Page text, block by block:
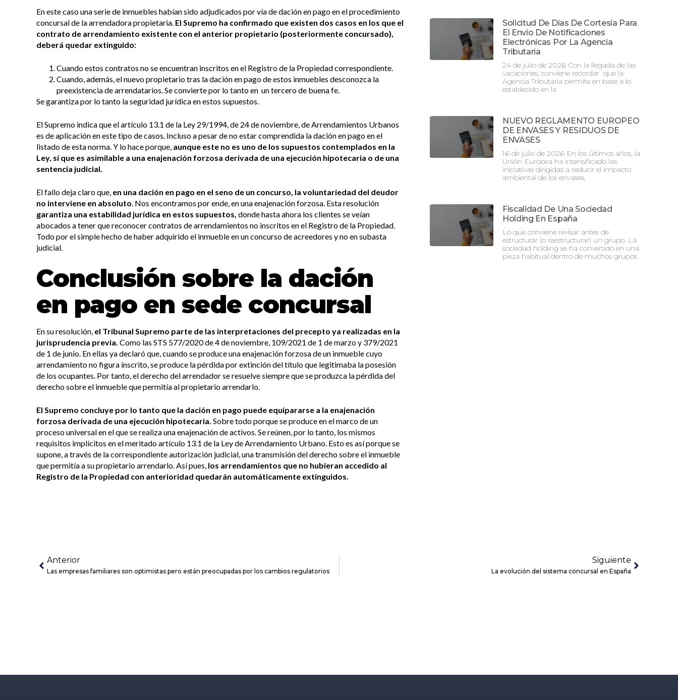
En este caso una serie de inmuebles habían sido adjudicados por vía de dación en pago en el procedimiento
concursal de la arrendadora propietaria. El Supremo ha confirmado que existen dos casos en los que el
contrato de arrendamiento existente con el anterior propietario (posteriormente concursado),
deberá quedar extinguido:
Cuando estos contratos no se encuentran inscritos en el Registro de la Propiedad correspondiente.
Cuando, además, el nuevo propietario tras la dación en pago de estos inmuebles desconozca la
preexistencia de arrendatarios. Se convierte por lo tanto en un tercero de buena fe.
Se garantiza por lo tanto la seguridad jurídica en estos supuestos.
El Supremo indica que el artículo 13.1 de la Ley 29/1994, de 24 de noviembre, de Arrendamientos Urbanos
es de aplicación en este tipo de casos. Incluso a pesar de no estar comprendida la dación en pago en el
listado de esta norma. Y lo hace porque, aunque este no es uno de los supuestos contemplados en la
Ley, sí que es asimilable a una enajenación forzosa derivada de una ejecución hipotecaria o de una
sentencia judicial.
El fallo deja claro que, en una dación en pago en el seno de un concurso, la voluntariedad del deudor
no interviene en absoluto . Nos encontramos por ende, en una enajenación forzosa. Esta resolución
garantiza una estabilidad jurídica en estos supuestos, donde hasta ahora los clientes se veían
abocados a tener que reconocer contratos de arrendamientos no inscritos en el Registro de la Propiedad.
Todo por el simple hecho de haber adquirido el inmueble en un concurso de acreedores y no en subasta
judicial.
Conclusión sobre la dación
en pago en sede concursal
En su resolución, el Tribunal Supremo parte de las interpretaciones del precepto ya realizadas en la
jurisprudencia previa. Como las STS 577/2020 de 4 de noviembre, 109/2021 de 1 de marzo y 379/2021
de 1 de junio. En ellas ya declaró que, cuando se produce una enajenación forzosa de un inmueble cuyo
arrendamiento no figura inscrito, se produce la pérdida por extinción del título que legitimaba la posesión
de los ocupantes. Por tanto, el derecho del arrendador se resuelve siempre que se produzca la pérdida del
derecho sobre el inmueble que permitía al propietario arrendarlo.
El Supremo concluye por lo tanto que la dación en pago puede equipararse a la enajenación
forzosa derivada de una ejecución hipotecaria. Sobre todo porque se produce en el marco de un
proceso universal en el que se realiza una enajenación de activos. Se reúnen, por lo tanto, los mismos
requisitos implícitos en el meritado artículo 13.1 de la Ley de Arrendamiento Urbano. Esto es así porque se
supone, a través de la correspondiente autorización judicial, una transmisión del derecho sobre el inmueble
que permitía a su propietario arrendarlo. Así pues, los arrendamientos que no hubieran accedido al
Registro de la Propiedad con anterioridad quedarán automáticamente extinguidos.
Solicitud De Días De Cortesía Para
El Envío De Notificaciones
Electrónicas Por La Agencia
Tributaria
24 de julio de 2026 Con la llegada de las
vacaciones, conviene recordar que la
Agencia Tributaria permite en base a lo
establecido en la
NUEVO REGLAMENTO EUROPEO
DE ENVASES Y RESIDUOS DE
ENVASES
16 de julio de 2026 En los últimos años, la
Unión Europea ha intensificado las
iniciativas dirigidas a reducir el impacto
ambiental de los envases,
Fiscalidad De Una Sociedad
Holding En España
Lo que conviene revisar antes de
estructurar (o reestructurar) un grupo. La
sociedad holding se ha convertido en una
pieza habitual dentro de muchos grupos
Anterior
Las empresas familiares son optimistas pero están preocupadas por los cambios regulatorios
Siguiente
La evolución del sistema concursal en España